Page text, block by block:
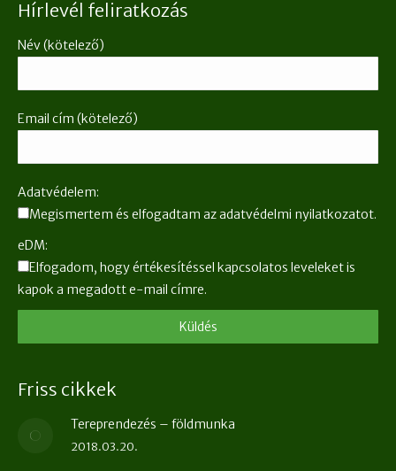
Hírlevél feliratkozás
Név (kötelező)
Email cím (kötelező)
Adatvédelem:
Megismertem és elfogadtam az adatvédelmi nyilatkozatot.
eDM:
Elfogadom, hogy értékesítéssel kapcsolatos leveleket is
kapok a megadott e-mail címre.
Friss cikkek
Tereprendezés – földmunka
2018.03.20.